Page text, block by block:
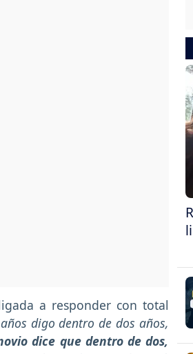
a responder con total
digo dentro de dos años,
dice que dentro de dos,